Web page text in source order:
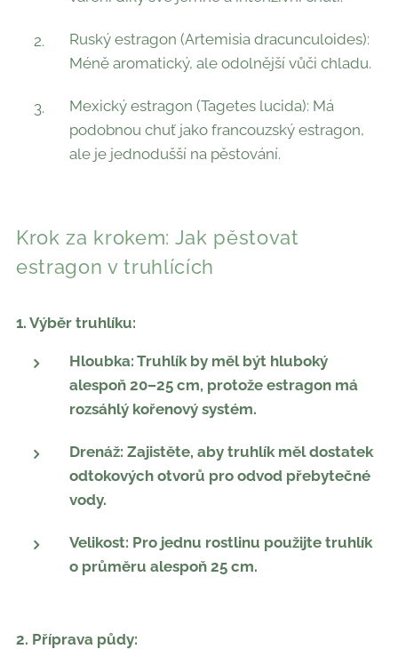
Ruský estragon (Artemisia dracunculoides):
Méně aromatický, ale odolnější vůči chladu.
Mexický estragon (Tagetes lucida): Má
podobnou chuť jako francouzský estragon,
ale je jednodušší na pěstování.
Krok za krokem: Jak pěstovat
estragon v truhlících
1. Výběr truhlíku:
Hloubka: Truhlík by měl být hluboký
alespoň 20–25 cm, protože estragon má
rozsáhlý kořenový systém.
Drenáž: Zajistěte, aby truhlík měl dostatek
odtokových otvorů pro odvod přebytečné
vody.
Velikost: Pro jednu rostlinu použijte truhlík
o průměru alespoň 25 cm.
2. Příprava půdy: